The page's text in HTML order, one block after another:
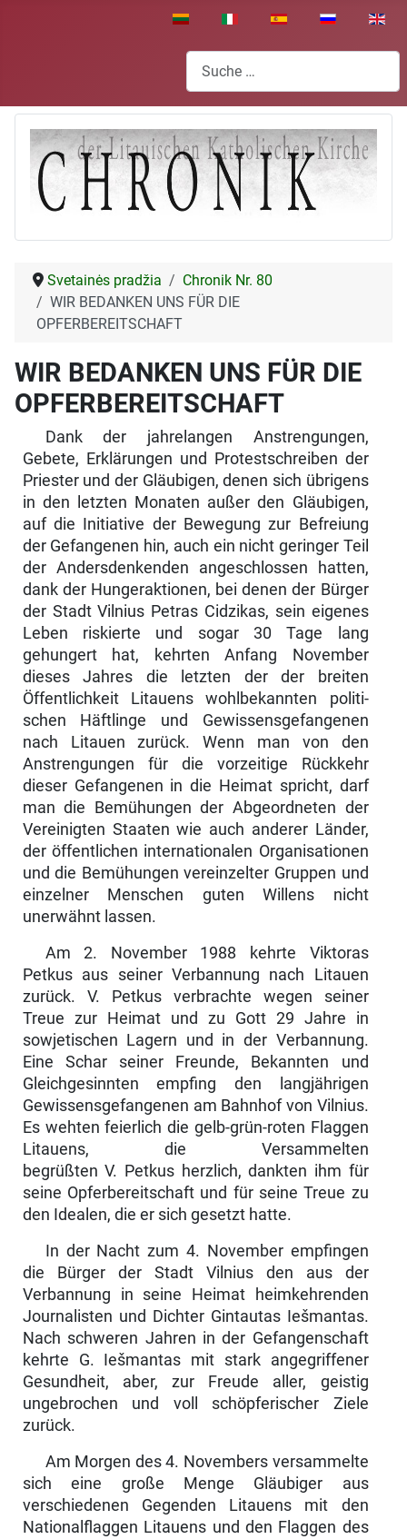
Sprache auswählen
Suchen
Svetainės pradžia
Chronik Nr. 80
WIR BEDANKEN UNS FÜR DIE
OPFERBEREITSCHAFT
WIR BEDANKEN UNS FÜR DIE
OPFERBEREITSCHAFT
Dank der jahrelangen Anstrengungen,
Gebete, Erklärungen und Protest­schreiben der
Priester und der Gläubigen, denen sich übrigens
in den letz­ten Monaten außer den Gläubigen,
auf die Initiative der Bewegung zur Befreiung
der Gefangenen hin, auch ein nicht geringer Teil
der Andersden­kenden angeschlossen hatten,
dank der Hungeraktionen, bei denen der Bürger
der Stadt Vilnius Petras Cidzikas, sein eigenes
Leben riskierte und sogar 30 Tage lang
gehungert hat, kehrten Anfang November
dieses Jahres die letzten der der breiten
Öffentlichkeit Litauens wohlbekannten politi­
schen Häftlinge und Gewissensgefangenen
nach Litauen zurück. Wenn man von den
Anstrengungen für die vorzeitige Rückkehr
dieser Gefange­nen in die Heimat spricht, darf
man die Bemühungen der Abgeordneten der
Vereinigten Staaten wie auch anderer Länder,
der öffentlichen interna­tionalen Organisationen
und die Bemühungen vereinzelter Gruppen und
einzelner Menschen guten Willens nicht
unerwähnt lassen.
Am 2. November 1988 kehrte Viktoras
Petkus aus seiner Verbannung nach Litauen
zurück. V. Petkus verbrachte wegen seiner
Treue zur Heimat und zu Gott 29 Jahre in
sowjetischen Lagern und in der Verbannung.
Eine Schar seiner Freunde, Bekannten und
Gleichgesinnten empfing den lang­jährigen
Gewissensgefangenen am Bahnhof von Vilnius.
Es wehten feier­lich die gelb-grün-roten Flaggen
Litauens, die Versammelten
begrüßten V. Petkus herzlich, dankten ihm für
seine Opferbereitschaft und für seine Treue zu
den Idealen, die er sich gesetzt hatte.
In der Nacht zum 4. November empfingen
die Bürger der Stadt Vilnius den aus der
Verbannung in seine Heimat heimkehrenden
Journalisten und Dichter Gintautas Iešmantas.
Nach schweren Jahren in der Gefangenschaft
kehrte G. Iešmantas mit stark angegriffener
Gesundheit, aber, zur Freude aller, geistig
ungebrochen und voll schöpferischer Ziele
zurück.
Am Morgen des 4. Novembers versammelte
sich eine große Menge Gläu­biger aus
verschiedenen Gegenden Litauens mit den
Nationalflaggen Litau­ens und den Flaggen des